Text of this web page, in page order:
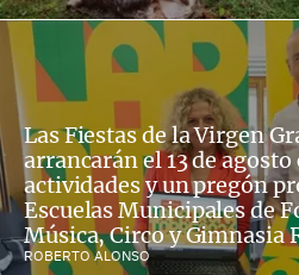
Las Fiestas de la Virgen
arrancarán el 13 de
actividades y un pregón
Escuelas Municipales de
Música, Circo y Gimnasia
ROBERTO ALONSO